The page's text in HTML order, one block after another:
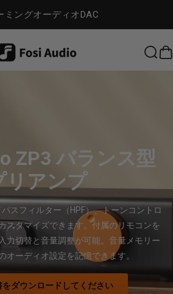
ミングオーディオDAC
ンAudio 検索
ZP3 バランス型
リアンプ
スフィルター（HPF）、トーンコントロ
スタマイズできます。付属のリモコンを
力切替と音量調整が可能。音量メモリー
オーディオ設定を記憶できます。
をダウンロードしてください